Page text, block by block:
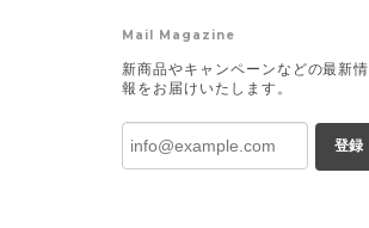
Mail Magazine
新商品やキャンペーンなどの最新情
報をお届けいたします。
登録